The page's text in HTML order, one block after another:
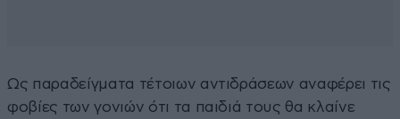
Ως παραδείγματα τέτοιων αντιδράσεων αναφέρει τις
φοβίες των γονιών ότι τα παιδιά τους θα κλαίνε